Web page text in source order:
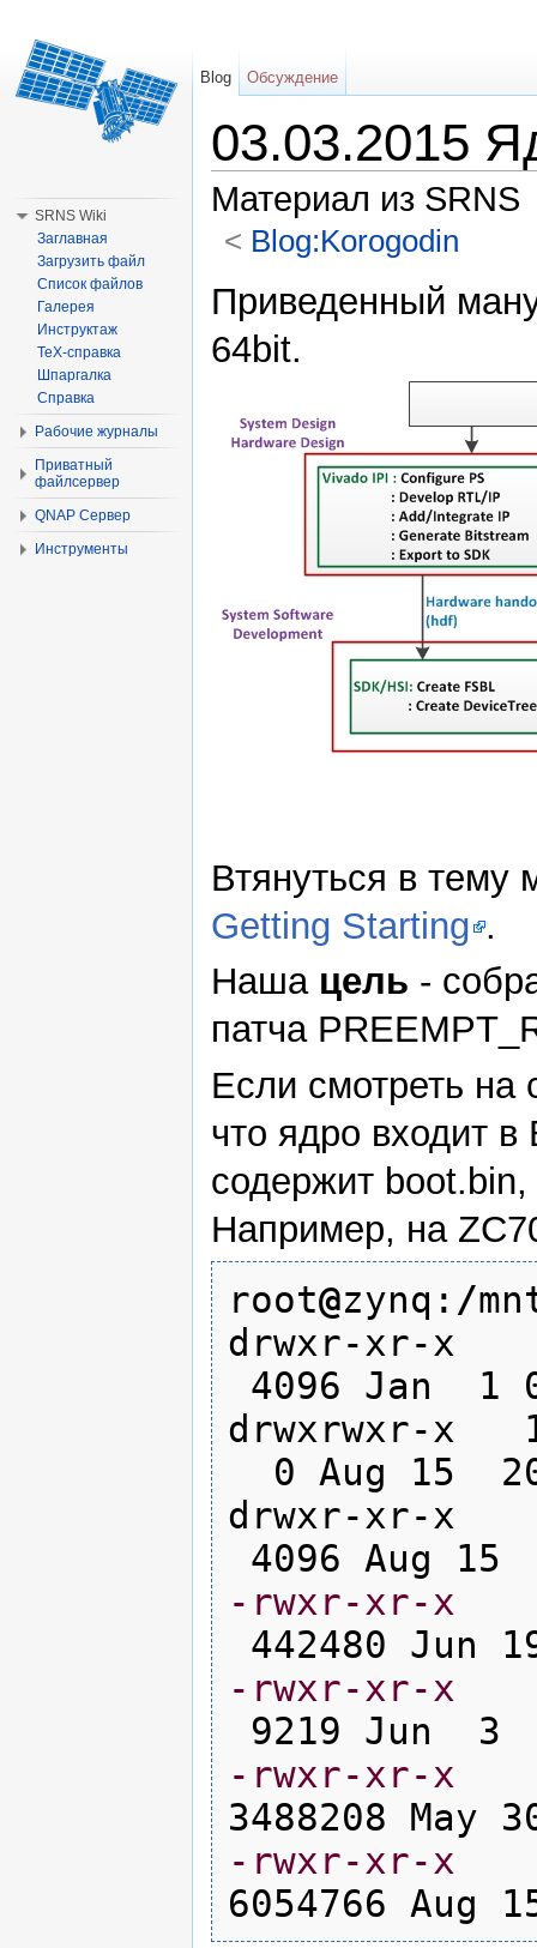
03.03.2015
Материал из SRNS
< Blog:Korogodin
Приведенный
64bit.
Втянуться в
Getting Starting .
Наша цель -
патча
Если смотреть
что ядро входит
содержит
Например, на
root@zynq: /
drwxr-xr-
4096 Jan 1
drwxrwxr-x
0 Aug 15
drwxr-xr-
4096 Aug 15
-rwxr-xr-x
442480 Jun
-rwxr-xr-x
9219 Jun 3
-rwxr-xr-x
3488208 May
-rwxr-xr-x
6054766 Aug
Blog Обсуждение
SRNS Wiki
Заглавная
Загрузить файл
Список файлов
Галерея
Инструктаж
TeX-справка
Шпаргалка
Справка
Рабочие журналы
Приватный
файлсервер
QNAP Сервер
Инструменты